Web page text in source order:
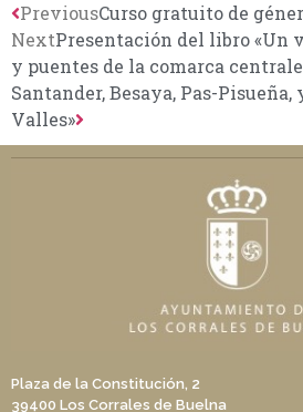
PreviousCurso gratuito de
NextPresentación del libro «Un
y puentes de la comarca
Santander, Besaya, Pas-Pisueña,
Valles»
Plaza de la Constitución, 2
39400 Los Corrales de Buelna